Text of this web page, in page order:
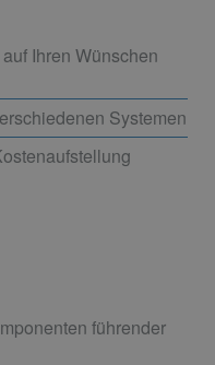
Ihren Wünschen
Systemen
führender